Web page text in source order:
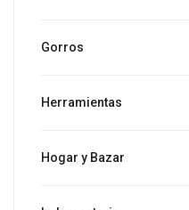
Gorros
Herramientas
Hogar y Bazar